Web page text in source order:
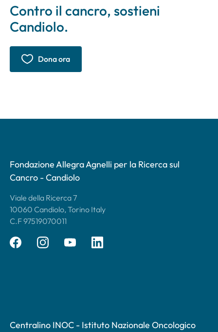
Contro il cancro, sostieni
Candiolo.
Dona ora
Fondazione Allegra Agnelli per la Ricerca sul
Cancro - Candiolo
Viale della Ricerca 7
10060 Candiolo, Torino Italy
C.F 97519070011
Centralino INOC - Istituto Nazionale Oncologico